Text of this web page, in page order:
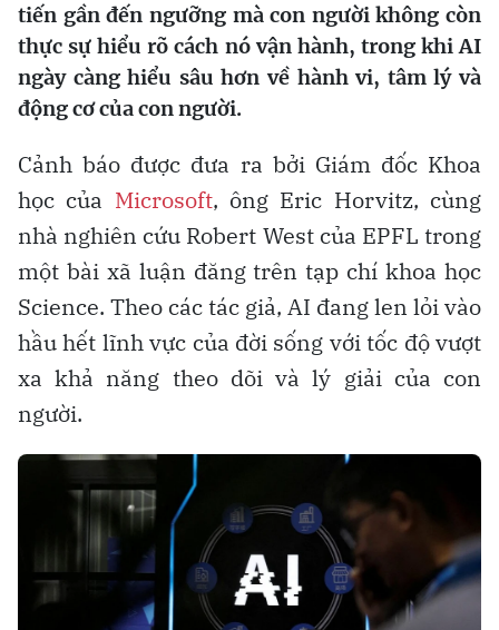
tiến gần đến ngưỡng mà con người không còn
thực sự hiểu rõ cách nó vận hành, trong khi AI
ngày càng hiểu sâu hơn về hành vi, tâm lý và
động cơ của con người.
Cảnh báo được đưa ra bởi Giám đốc Khoa
học của Microsoft, ông Eric Horvitz, cùng
nhà nghiên cứu Robert West của EPFL trong
một bài xã luận đăng trên tạp chí khoa học
Science. Theo các tác giả, AI đang len lỏi vào
hầu hết lĩnh vực của đời sống với tốc độ vượt
xa khả năng theo dõi và lý giải của con
người.